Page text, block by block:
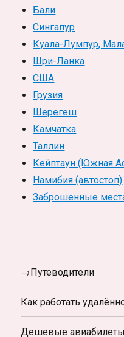
Бали
Сингапур
Куала-Лумпур,
Шри-Ланка
США
Грузия
Шерегеш
Камчатка
Таллин
Кейптаун (Южная
Намибия (автостоп)
Заброшенные
→Путеводители
Как работать
Дешевые авиабилеты